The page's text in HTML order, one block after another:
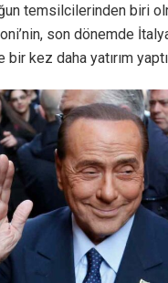
temsilcilerinden biri
son dönemde
kez daha yatırım